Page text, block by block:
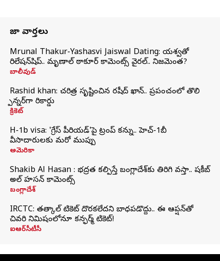
తాజా వార్తలు
Mrunal Thakur-Yashasvi Jaiswal Dating: యశస్వితో
రిలేషన్‌షిప్.. మృణాల్ ఠాకూర్ కామెంట్స్ వైరల్.. నిజమెంత?
బాలీవుడ్
Rashid khan: చరిత్ర సృష్టించిన రషీద్ ఖాన్.. ప్రపంచంలో తొలి
స్పిన్నర్‌గా రికార్డు
క్రికెట్
H-1b visa: 'గ్రేస్‌ పీరియడ్‌'పై ట్రంప్‌ కన్ను.. హెచ్‌-1బీ
వీసాదారులకు మరో ముప్పు
అమెరికా
Shakib Al Hasan : భద్రత కల్పిస్తే బంగ్లాదేశ్‌కు తిరిగి వస్తా.. షకీబ్
అల్ హసన్ కామెంట్స్
బంగ్లాదేశ్
IRCTC: తత్కాల్ టికెట్ దొరకలేదని బాధపడొద్దు.. ఈ ఆప్షన్‌తో
చివరి నిమిషంలోనూ కన్ఫర్మ్ టికెట్!
ఐఆర్‌సీటీసీ